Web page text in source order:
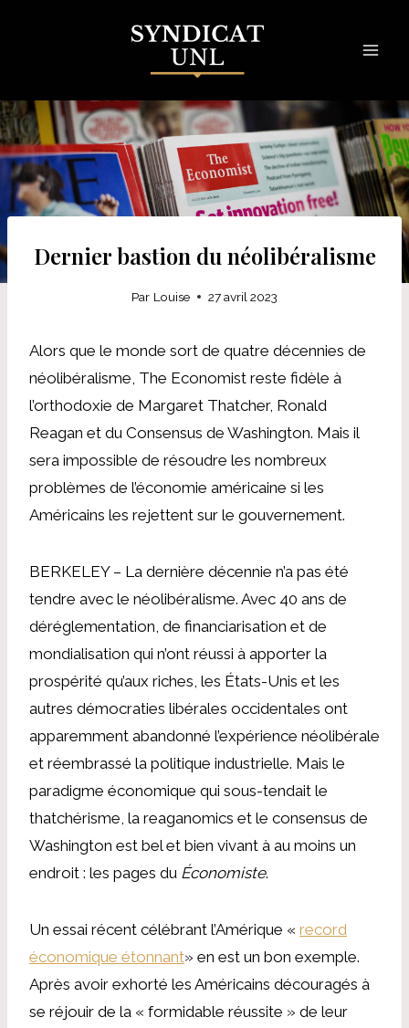
Dernier bastion du néolibéralisme
Par Louise 27 avril 2023
Alors que le monde sort de quatre décennies de
néolibéralisme, The Economist reste fidèle à
l’orthodoxie de Margaret Thatcher, Ronald
Reagan et du Consensus de Washington. Mais il
sera impossible de résoudre les nombreux
problèmes de l’économie américaine si les
Américains les rejettent sur le gouvernement.
BERKELEY – La dernière décennie n’a pas été
tendre avec le néolibéralisme. Avec 40 ans de
déréglementation, de financiarisation et de
mondialisation qui n’ont réussi à apporter la
prospérité qu’aux riches, les États-Unis et les
autres démocraties libérales occidentales ont
apparemment abandonné l’expérience néolibérale
et réembrassé la politique industrielle. Mais le
paradigme économique qui sous-tendait le
thatchérisme, la reaganomics et le consensus de
Washington est bel et bien vivant à au moins un
endroit : les pages du Économiste.
Un essai récent célébrant l’Amérique « record
économique étonnant» en est un bon exemple.
Après avoir exhorté les Américains découragés à
se réjouir de la « formidable réussite » de leur